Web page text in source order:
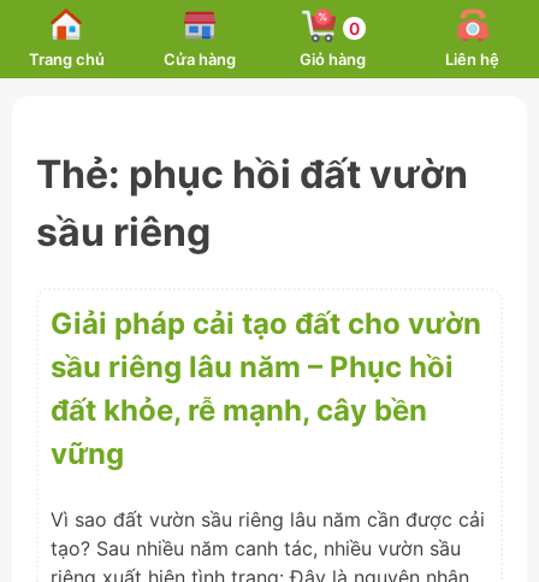
content
Trang chủ Cửa hàng
0
Giỏ hàng Liên hệ
Thẻ: phục hồi đất vườn
sầu riêng
Giải pháp cải tạo đất cho vườn
sầu riêng lâu năm – Phục hồi
đất khỏe, rễ mạnh, cây bền
vững
Vì sao đất vườn sầu riêng lâu năm cần được cải
tạo? Sau nhiều năm canh tác, nhiều vườn sầu
riêng xuất hiện tình trạng: Đây là nguyên nhân